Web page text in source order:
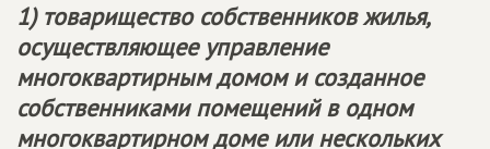
1) товарищество собственников жилья,
осуществляющее управление
многоквартирным домом и созданное
собственниками помещений в одном
многоквартирном доме или нескольких